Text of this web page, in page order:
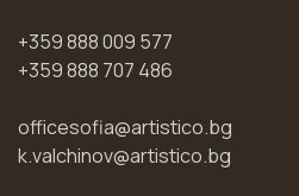
+359 888 009 577
+359 888 707 486
officesofia@artistico.bg
k.valchinov@artistico.bg